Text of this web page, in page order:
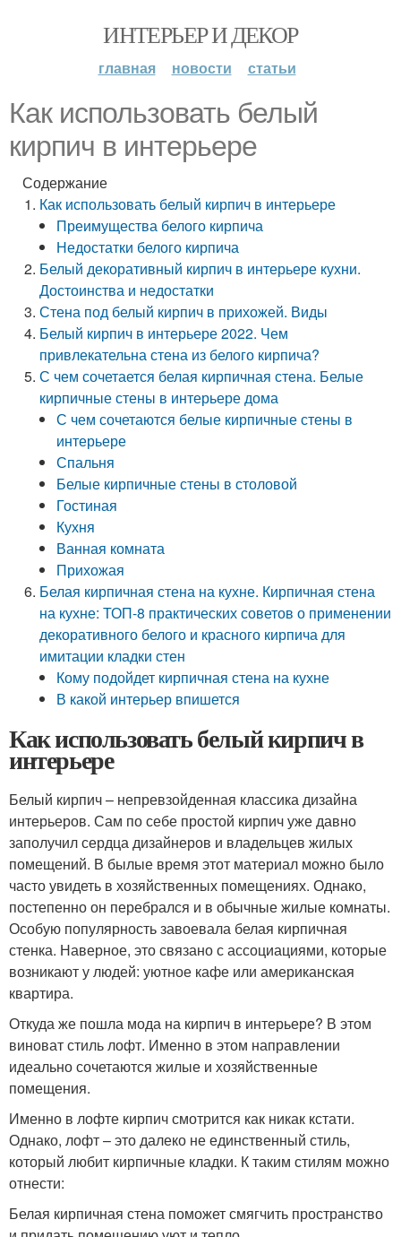
ИНТЕРЬЕР И ДЕКОР
главная новости статьи
Как использовать белый
кирпич в интерьере
Содержание
Как использовать белый кирпич в интерьере
Преимущества белого кирпича
Недостатки белого кирпича
Белый декоративный кирпич в интерьере кухни.
Достоинства и недостатки
Стена под белый кирпич в прихожей. Виды
Белый кирпич в интерьере 2022. Чем
привлекательна стена из белого кирпича?
С чем сочетается белая кирпичная стена. Белые
кирпичные стены в интерьере дома
С чем сочетаются белые кирпичные стены в
интерьере
Спальня
Белые кирпичные стены в столовой
Гостиная
Кухня
Ванная комната
Прихожая
Белая кирпичная стена на кухне. Кирпичная стена
на кухне: ТОП-8 практических советов о применении
декоративного белого и красного кирпича для
имитации кладки стен
Кому подойдет кирпичная стена на кухне
В какой интерьер впишется
Как использовать белый кирпич в
интерьере
Белый кирпич – непревзойденная классика дизайна
интерьеров. Сам по себе простой кирпич уже давно
заполучил сердца дизайнеров и владельцев жилых
помещений. В былые время этот материал можно было
часто увидеть в хозяйственных помещениях. Однако,
постепенно он перебрался и в обычные жилые комнаты.
Особую популярность завоевала белая кирпичная
стенка. Наверное, это связано с ассоциациями, которые
возникают у людей: уютное кафе или американская
квартира.
Откуда же пошла мода на кирпич в интерьере? В этом
виноват стиль лофт. Именно в этом направлении
идеально сочетаются жилые и хозяйственные
помещения.
Именно в лофте кирпич смотрится как никак кстати.
Однако, лофт – это далеко не единственный стиль,
который любит кирпичные кладки. К таким стилям можно
отнести:
Белая кирпичная стена поможет смягчить пространство